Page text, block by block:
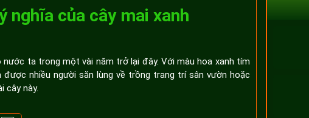
nghĩa của cây mai xanh
ta trong một vài năm trở lại đây. Với màu hoa xanh tím
nhiều người săn lùng về trồng trang trí sân vườn hoặc
cây này.